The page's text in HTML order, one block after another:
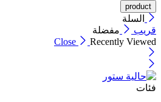
السلة
قريب
مفضلة
Close
Recently Viewed
فئات